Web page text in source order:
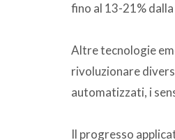
fino al 13-21%
Altre tecnologie
rivoluzionare
automatizzati, i
Il progresso